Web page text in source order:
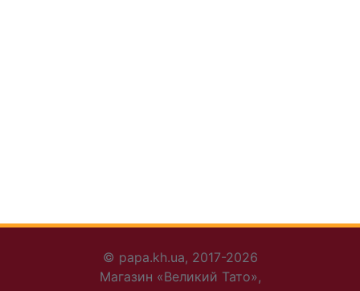
© papa.kh.ua, 2017-2026
Магазин «Великий Тато»,